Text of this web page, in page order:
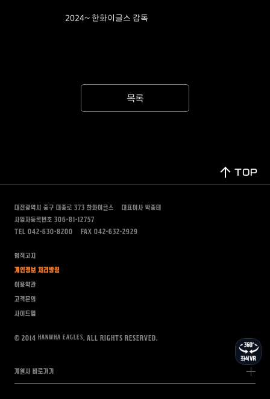
2024~ 한화이글스 감독
목록
TOP
대전광역시 중구 대종로 373 한화이글스
대표이사 박종태
사업자등록번호 306-81-12757
TEL 042-630-8200
FAX 042-632-2929
법적고지
개인정보 처리방침
이용약관
고객문의
사이트맵
© 2014 HANWHA EAGLES. All rights Reserved.
계열사 바로가기